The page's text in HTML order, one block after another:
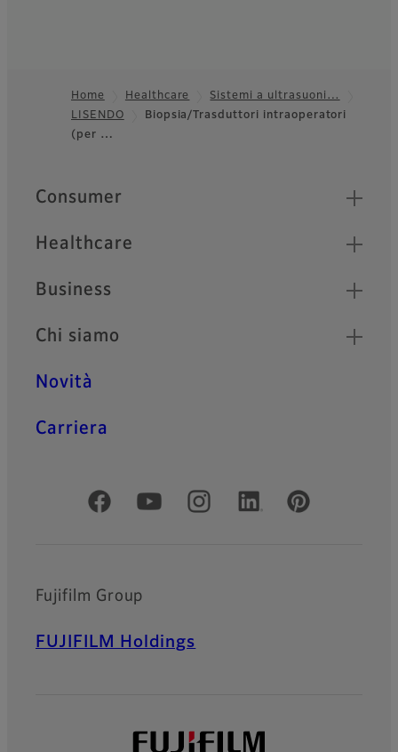
Footer
Home Healthcare
Sistemi a ultrasuoni…
LISENDO
Biopsia/Trasduttori intraoperatori
(per …
Quick Links
Consumer
Healthcare
Business
Chi siamo
Novità
Carriera
Social media ufficiali
Fujifilm Group
FUJIFILM Holdings